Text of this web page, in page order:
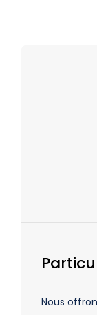
Nous